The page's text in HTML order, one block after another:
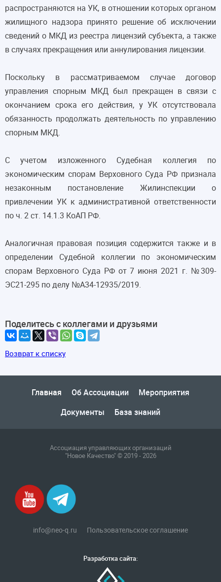
распространяются на УК, в отношении которых органом
жилищного надзора принято решение об исключении
сведений о МКД из реестра лицензий субъекта, а также
в случаях прекращения или аннулирования лицензии.
Поскольку в рассматриваемом случае договор
управления спорным МКД был прекращен в связи с
окончанием срока его действия, у УК отсутствовала
обязанность продолжать деятельность по управлению
спорным МКД.
С учетом изложенного Судебная коллегия по
экономическим спорам Верховного Суда РФ признала
незаконным постановление Жилинспекции о
привлечении УК к административной ответственности
по ч. 2 ст. 14.1.3 КоАП РФ.
Аналогичная правовая позиция содержится также и в
определении Судебной коллегии по экономическим
спорам Верховного Суда РФ от 7 июня 2021 г. №309-
ЭС21-295 по делу №А34-12935/2019.
Поделитесь с коллегами и друзьями
Возврат к списку
Главная Об Ассоциации
Мероприятия
Документы
База знаний
Ассоциация управляющих организаций
"Новое Качество" © 2019 - 2026
info@neo-q.ru Пользовательское соглашение
Разработка сайта: